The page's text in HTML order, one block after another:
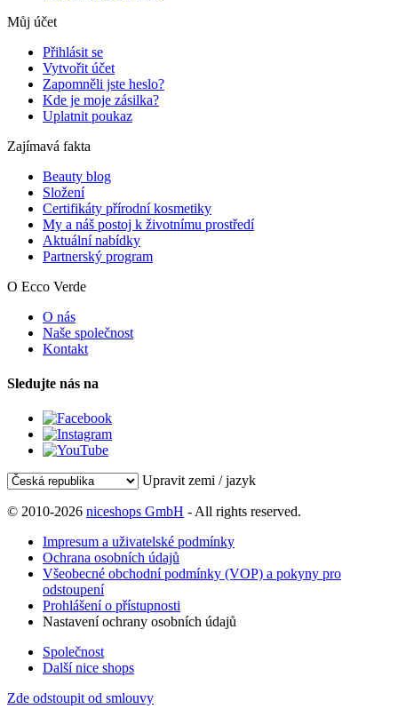
Můj účet
Přihlásit se
Vytvořit účet
Zapomněli jste heslo?
Kde je moje zásilka?
Uplatnit poukaz
Zajímavá fakta
Beauty blog
Složení
Certifikáty přírodní kosmetiky
My a náš postoj k životnímu prostředí
Aktuální nabídky
Partnerský program
O Ecco Verde
O nás
Naše společnost
Kontakt
Sledujte nás na
Upravit zemi / jazyk
© 2010-2026 niceshops GmbH - All rights reserved.
Impresum a uživatelské podmínky
Ochrana osobních údajů
Všeobecné obchodní podmínky (VOP) a pokyny pro
odstoupení
Prohlášení o přístupnosti
Nastavení ochrany osobních údajů
Společnost
Další nice shops
Zde odstoupit od smlouvy